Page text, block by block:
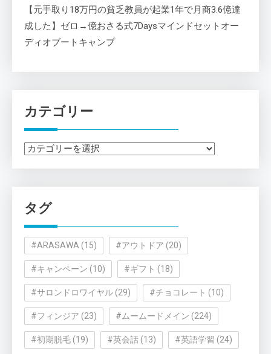
【元手取り18万円の貧乏教員が起業1年で月商3.6億達
成した】ゼロ→億おさる式7Daysマインドセットオー
ディオブートキャンプ
カテゴリー
カ
ー
タグ
#ARASAWA (15) #アウトドア (20)
#キャンペーン (10) #ギフト (18)
#サロンドロワイヤル (29) #チョコレート (10)
#フィンジア (23) #ムームードメイン (224)
#初期脱毛 (19) #英会話 (13) #英語学習 (24)